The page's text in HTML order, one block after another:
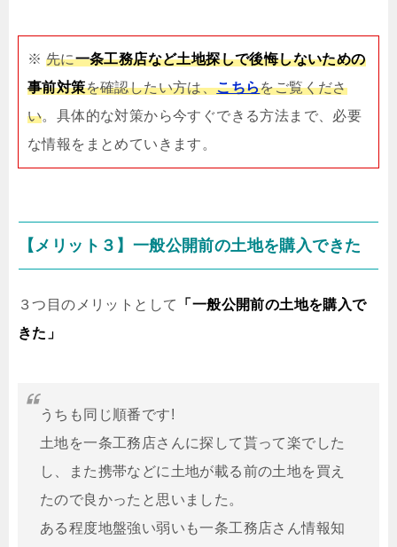
※ 先に一条工務店など土地探しで後悔しないための
事前対策を確認したい方は、こちらをご覧くださ
い。具体的な対策から今すぐできる方法まで、必要
な情報をまとめていきます。
【メリット３】一般公開前の土地を購入できた
３つ目のメリットとして
「一般公開前の土地を購入で
きた」
うちも同じ順番です!
土地を一条工務店さんに探して貰って楽でした
し、また携帯などに土地が載る前の土地を買え
たので良かったと思いました。
ある程度地盤強い弱いも一条工務店さん情報知